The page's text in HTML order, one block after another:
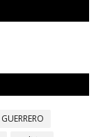
GUERRERO